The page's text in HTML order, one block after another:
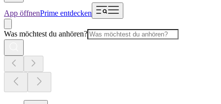
App öffnenPrime entdecken
Was möchtest du anhören?